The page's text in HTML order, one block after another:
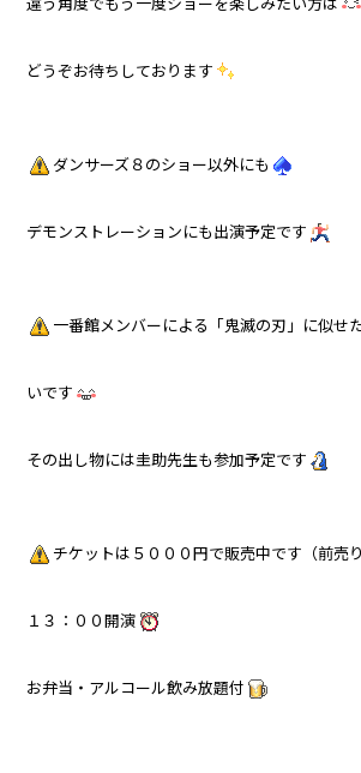
どうぞお待ちしております
ダンサーズ８のショー以外にも
デモンストレーションにも出演予定です
一番館メンバーによる「鬼滅の刃」に似せ
いです
その出し物には圭助先生も参加予定です
チケットは５０００円で販売中です（前売
１３：００開演
お弁当・アルコール飲み放題付